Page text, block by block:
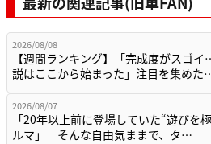
2026/08/08
【週間ランキング】「完成度がスゴ
説はここから始まった」注目を集めた
2026/08/07
「20年以上前に登場していた“遊びを
ルマ」 そんな自由気ままで、タ…